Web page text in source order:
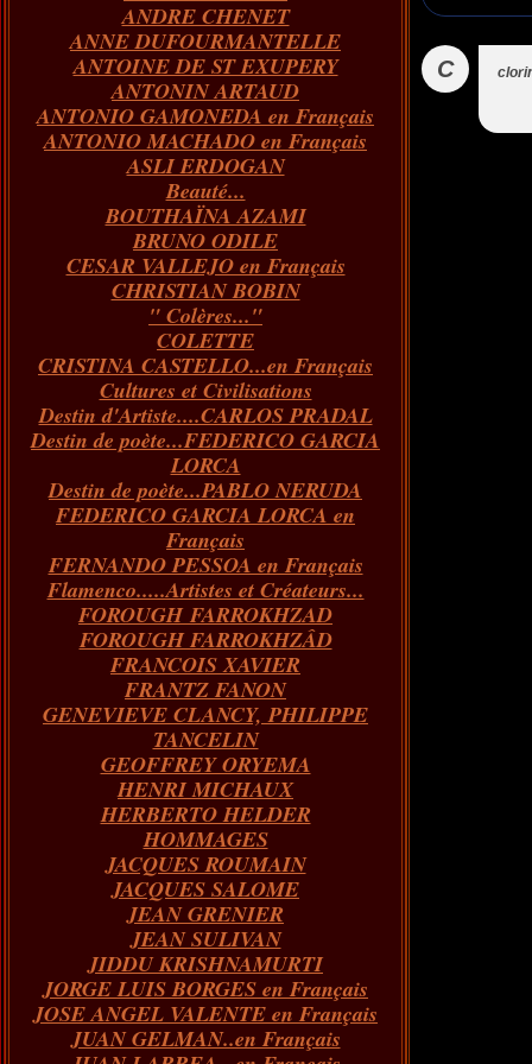
Janvier(60)
Février(68)
Janvier(86)
Mars(65)
Février(70)
Janvier(66)
Avril(76)
Mars(66)
Février(67)
Janvier(73)
Mai(82)
Avril(62)
Mars(66)
Février(55)
Janvier(43)
Juin(84)
Mai(89)
Avril(59)
Mars(73)
Février(54)
Janvier(51)
Juillet(72)
Juin(65)
Mai(97)
Avril(73)
Mars(100)
Février(146)
Janvier(124)
Août(40)
Juillet(31)
Juin(26)
ANDRE CHENET
ANNE DUFOURMANTELLE
ANTOINE DE ST EXUPERY
ANTONIN ARTAUD
ANTONIO GAMONEDA en Français
ANTONIO MACHADO en Français
ASLI ERDOGAN
Beauté...
BOUTHAÏNA AZAMI
BRUNO ODILE
CESAR VALLEJO en Français
CHRISTIAN BOBIN
" Colères..."
COLETTE
CRISTINA CASTELLO...en Français
Cultures et Civilisations
Destin d'Artiste....CARLOS PRADAL
Destin de poète...FEDERICO GARCIA
LORCA
Destin de poète...PABLO NERUDA
FEDERICO GARCIA LORCA en
Français
FERNANDO PESSOA en Français
Flamenco.....Artistes et Créateurs...
FOROUGH FARROKHZAD
FOROUGH FARROKHZÂD
FRANCOIS XAVIER
FRANTZ FANON
GENEVIEVE CLANCY, PHILIPPE
TANCELIN
GEOFFREY ORYEMA
HENRI MICHAUX
HERBERTO HELDER
HOMMAGES
JACQUES ROUMAIN
JACQUES SALOME
JEAN GRENIER
JEAN SULIVAN
JIDDU KRISHNAMURTI
JORGE LUIS BORGES en Français
JOSE ANGEL VALENTE en Français
JUAN GELMAN..en Français
C